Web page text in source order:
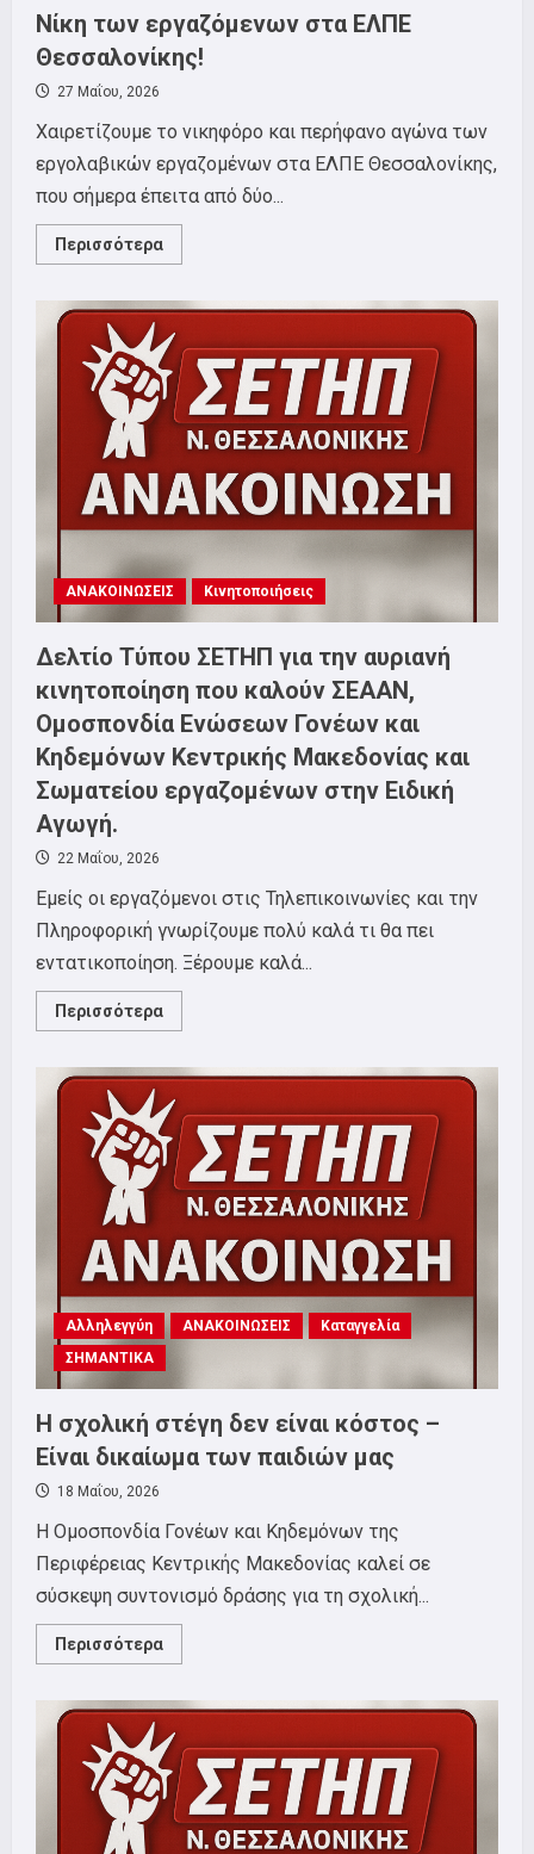
Νίκη των εργαζόμενων στα ΕΛΠΕ
Θεσσαλονίκης!
27 Μαΐου, 2026
Χαιρετίζουμε το νικηφόρο και περήφανο αγώνα των
εργολαβικών εργαζομένων στα ΕΛΠΕ Θεσσαλονίκης,
που σήμερα έπειτα από δύο...
Περισσότερα
more
των
στα
ΕΛΠΕ
Θεσσαλονίκης!
ΑΝΑΚΟΙΝΩΣΕΙΣ Κινητοποιήσεις
Δελτίο Τύπου ΣΕΤΗΠ για την αυριανή
κινητοποίηση που καλούν ΣΕΑΑΝ,
Ομοσπονδία Ενώσεων Γονέων και
Κηδεμόνων Κεντρικής Μακεδονίας και
Σωματείου εργαζομένων στην Ειδική
Αγωγή.
22 Μαΐου, 2026
Εμείς οι εργαζόμενοι στις Τηλεπικοινωνίες και την
Πληροφορική γνωρίζουμε πολύ καλά τι θα πει
εντατικοποίηση. Ξέρουμε καλά...
Περισσότερα
more
Τύπου
για
την
αυριανή
κινητοποίηση
που
καλούν
ΣΕΑΑΝ,
Ενώσεων
Γονέων
και
Κηδεμόνων
Κεντρικής
Μακεδονίας
και
εργαζομένων
στην
Ειδική
Αγωγή.
Αλληλεγγύη ΑΝΑΚΟΙΝΩΣΕΙΣ
Καταγγελία
ΣΗΜΑΝΤΙΚΑ
Η σχολική στέγη δεν είναι κόστος –
Είναι δικαίωμα των παιδιών μας
18 Μαΐου, 2026
Η Ομοσπονδία Γονέων και Κηδεμόνων της
Περιφέρειας Κεντρικής Μακεδονίας καλεί σε
σύσκεψη συντονισμό δράσης για τη σχολική...
Περισσότερα
more
σχολική
δεν
είναι
κόστος
–
Είναι
δικαίωμα
των